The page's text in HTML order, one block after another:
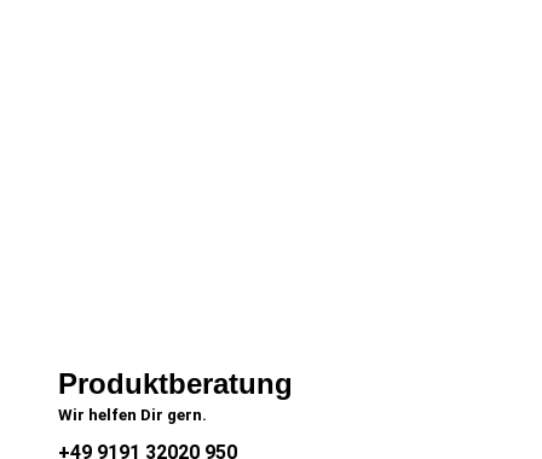
Produktberatung
Wir helfen Dir gern.
+49 9191 32020 950